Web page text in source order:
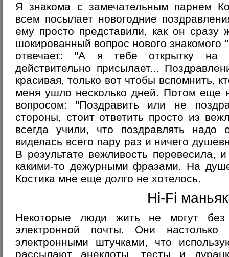
Я знакома с замечательным парнем
всем посылает новогодние
ему просто представили, как он сразу
шокированный вопрос нового знакомого
отвечает: "А я тебе открытку
действительно присылает...
красивая, только вот чтобы вспомнить,
меня ушло несколько дней. Потом еще
вопросом: "Поздравить или не
стороны, стоит ответить просто из
всегда учили, что поздравлять
виделась всего пару раз и ничего
В результате вежливость перевесила,
какими-то дежурными фразами. На
Костика мне еще долго не хотелось.
Hi-Fi
Некоторые люди жить не могут
электронной почты. Они
электронными штучками, что
рассылают анекдоты, тесты и